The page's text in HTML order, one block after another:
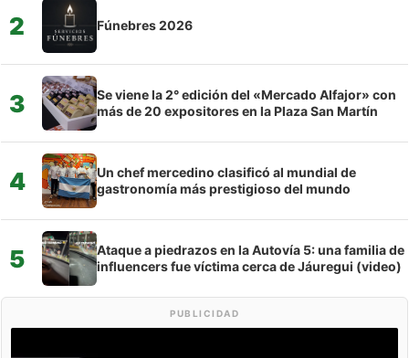
2 Fúnebres 2026
3
Se viene la 2° edición del «Mercado Alfajor» con
más de 20 expositores en la Plaza San Martín
4
Un chef mercedino clasificó al mundial de
gastronomía más prestigioso del mundo
5
Ataque a piedrazos en la Autovía 5: una familia de
influencers fue víctima cerca de Jáuregui (video)
PUBLICIDAD